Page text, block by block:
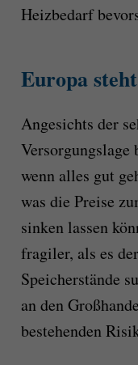
Heizbedarf
Europa
Angesichts der
Versorgungslage
wenn alles gut
was die Preise
sinken lassen
fragiler, als es
Speicherstände
an den
bestehenden